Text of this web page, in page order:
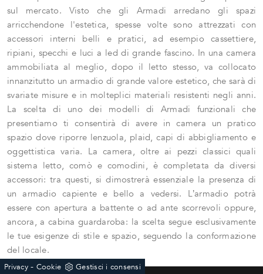
sul mercato. Visto che gli Armadi arredano gli spazi
arricchendone l'estetica, spesse volte sono attrezzati con
accessori interni belli e pratici, ad esempio cassettiere,
ripiani, specchi e luci a led di grande fascino. In una camera
ammobiliata al meglio, dopo il letto stesso, va collocato
innanzitutto un armadio di grande valore estetico, che sarà di
svariate misure e in molteplici materiali resistenti negli anni.
La scelta di uno dei modelli di Armadi funzionali che
presentiamo ti consentirà di avere in camera un pratico
spazio dove riporre lenzuola, plaid, capi di abbigliamento e
oggettistica varia. La camera, oltre ai pezzi classici quali
sistema letto, comò e comodini, è completata da diversi
accessori: tra questi, si dimostrerà essenziale la presenza di
un armadio capiente e bello a vedersi. L’armadio potrà
essere con apertura a battente o ad ante scorrevoli oppure,
ancora, a cabina guardaroba: la scelta segue esclusivamente
le tue esigenze di stile e spazio, seguendo la conformazione
del locale.
Privacy- Cookie Gestisci i consensi